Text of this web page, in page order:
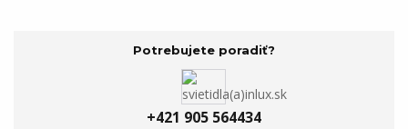
Potrebujete poradiť?
+421 905 564434